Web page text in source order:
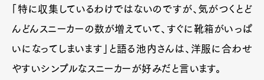
「特に収集しているわけではないのですが、気がつくとど
んどんスニーカーの数が増えていて、すぐに靴箱がいっぱ
いになってしまいます」と語る池内さんは、洋服に合わせ
やすいシンプルなスニーカーが好みだと言います。